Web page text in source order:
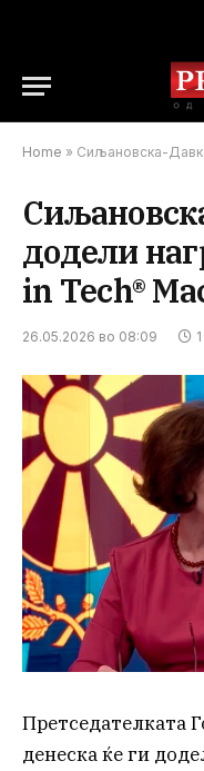
Home » Сиљановска-Давкова ќе
додели
in Tech®
26.05.2026 во 08:09
Претседателката
денеска ќе ги